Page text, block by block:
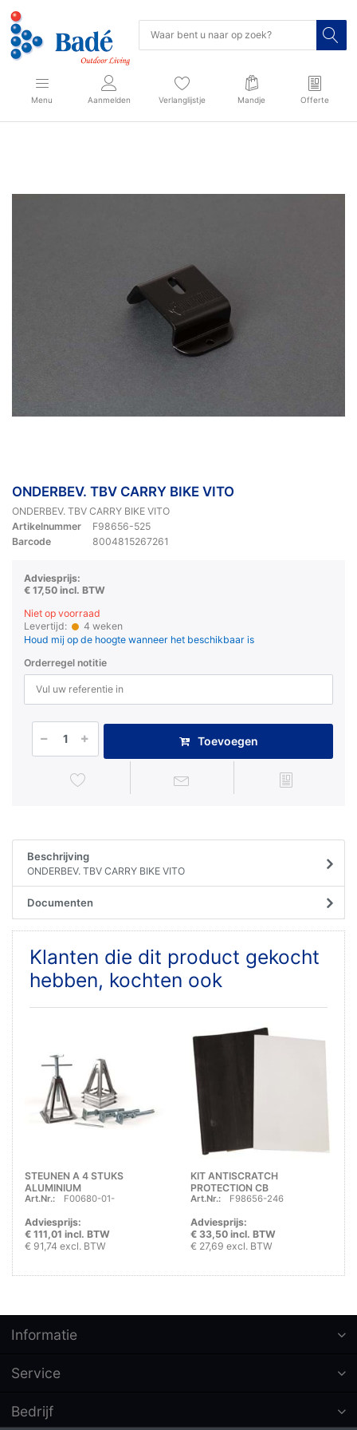
Menu Aanmelden Verlanglijstje Mandje Offerte
ONDERBEV. TBV CARRY BIKE VITO
ONDERBEV. TBV CARRY BIKE VITO
Artikelnummer
F98656-525
Barcode
8004815267261
Adviesprijs:
€ 17,50 incl. BTW
Niet op voorraad
Levertijd:
4 weken
Houd mij op de hoogte wanneer het beschikbaar is
Orderregel notitie
Toevoegen
Beschrijving
ONDERBEV. TBV CARRY BIKE VITO
Documenten
Klanten die dit product gekocht
hebben, kochten ook
STEUNEN A 4 STUKS
ALUMINIUM
Art.Nr.: F00680-01-
Adviesprijs:
€ 111,01 incl. BTW
€ 91,74 excl. BTW
KIT ANTISCRATCH
PROTECTION CB
Art.Nr.: F98656-246
Adviesprijs:
€ 33,50 incl. BTW
€ 27,69 excl. BTW
Informatie
Service
Bedrijf